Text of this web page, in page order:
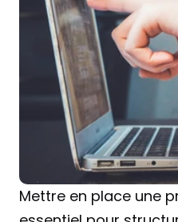
Mettre en place une